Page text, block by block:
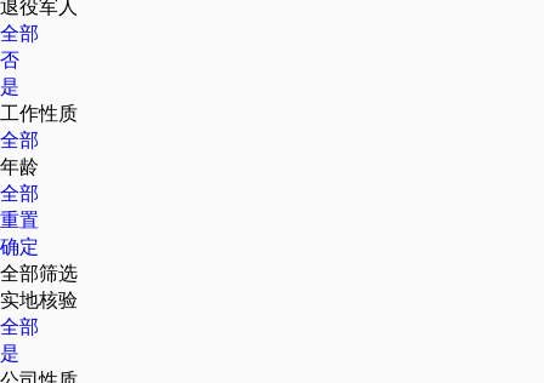
退役军人
全部
否
是
工作性质
全部
年龄
全部
重置
确定
全部筛选
实地核验
全部
是